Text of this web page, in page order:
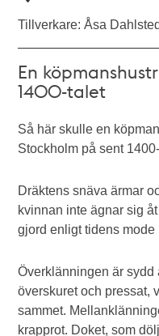
Tillverkare: Åsa
En
1400-talet
Så här skulle en
Stockholm på sent
Dräktens snäva ärmar
kvinnan inte ägnar sig
gjord enligt tidens mode
Överklänningen är sydd
överskuret och pressat,
sammet.
krapprot. Doket, som